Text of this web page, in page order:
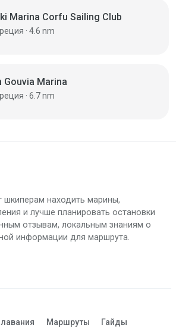
Marina Corfu Sailing Club
Корфу, Греция · 4.6 nm
Gouvia Marina
Корфу, Греция · 6.7 nm
шкиперам находить марины,
и лучше планировать остановки
отзывам, локальным знаниям о
информации для маршрута.
Маршруты Гайды